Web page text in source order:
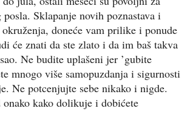
Sklapanje novih poznastava i
doneće vam prilike i ponude
će znati da ste zlato i da im baš takva
Ne budite uplašeni jer ’gubite
mnogo više samopuzdanja i sigurnosti
Ne potcenjujte sebe nikako i nigde.
kako dolikuje i dobićete